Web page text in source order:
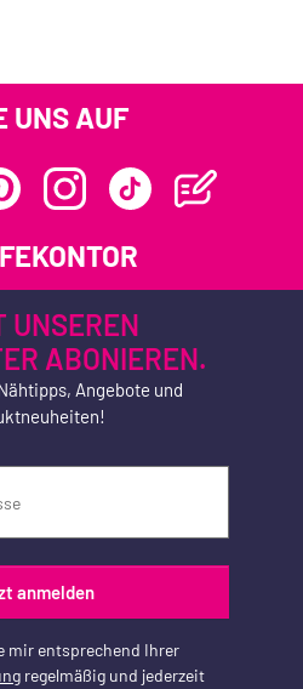
UNS AUF
UNSEREN
ABONIEREN.
Angebote und
anmelden
mir entsprechend Ihrer
regelmäßig und jederzeit